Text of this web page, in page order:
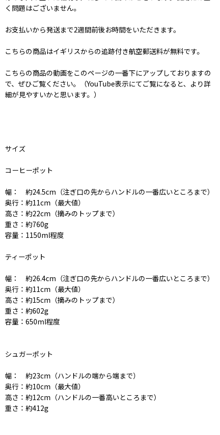
く問題はございません。
お支払いから発送まで2週間前後お時間をいただきます。
こちらの商品はイギリスからの追跡付き航空郵送料が無料です。
こちらの商品の動画をこのページの一番下にアップしておりますの
で、ぜひご覧ください。（YouTube表示にてご覧になると、より詳
細が見やすいかと思います。）
サイズ
コーヒーポット
幅： 約24.5cm（注ぎ口の先からハンドルの一番広いところまで）
奥行：約11cm（最大値）
高さ：約22cm（摘みのトップまで）
重さ：約760g
容量：1150ml程度
ティーポット
幅： 約26.4cm（注ぎ口の先からハンドルの一番広いところまで）
奥行：約11cm（最大値）
高さ：約15cm（摘みのトップまで）
重さ：約602g
容量：650ml程度
シュガーポット
幅： 約23cm（ハンドルの端から端まで）
奥行：約10cm（最大値）
高さ：約12cm（ハンドルの一番高いところまで）
重さ：約412g